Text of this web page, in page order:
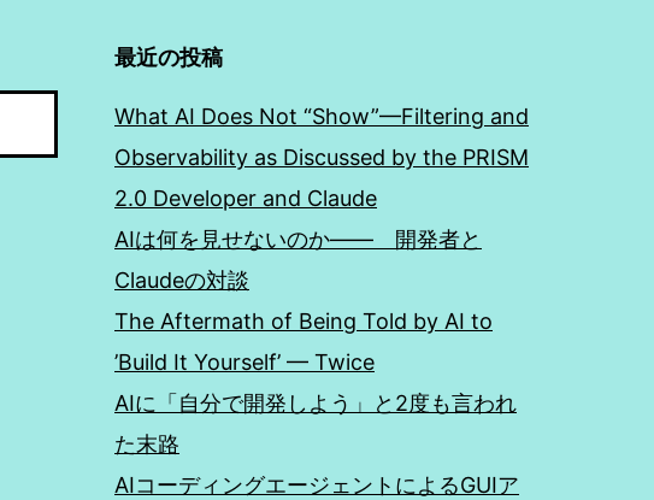
最近の投稿
What AI Does Not “Show”—Filtering and
Observability as Discussed by the PRISM
2.0 Developer and Claude
AIは何を見せないのか―― 開発者と
Claudeの対談
The Aftermath of Being Told by AI to
’Build It Yourself’ — Twice
AIに「自分で開発しよう」と2度も言われ
た末路
AIコーディングエージェントによるGUIア